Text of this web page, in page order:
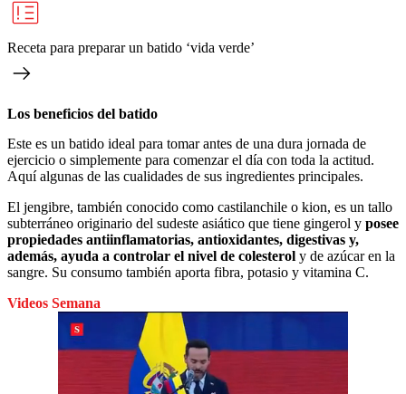
Receta para preparar un batido ‘vida verde’
Los beneficios del batido
Este es un batido ideal para tomar antes de una dura jornada de
ejercicio o simplemente para comenzar el día con toda la actitud.
Aquí algunas de las cualidades de sus ingredientes principales.
El jengibre, también conocido como castilanchile o kion, es un tallo
subterráneo originario del sudeste asiático que tiene gingerol y posee
propiedades antiinflamatorias, antioxidantes, digestivas y,
además, ayuda a controlar el nivel de colesterol y de azúcar en la
sangre. Su consumo también aporta fibra, potasio y vitamina C.
Videos Semana